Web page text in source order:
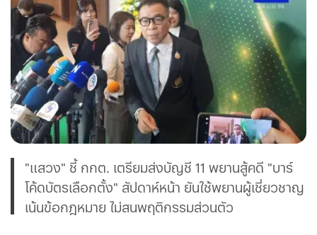
"แสวง" ชี้ กกต. เตรียมส่งบัญชี 11 พยานสู้คดี "บาร์
โค้ดบัตรเลือกตั้ง" สัปดาห์หน้า ยันใช้พยานผู้เชี่ยวชาญ
เน้นข้อกฎหมาย ไม่สนพฤติกรรมส่วนตัว